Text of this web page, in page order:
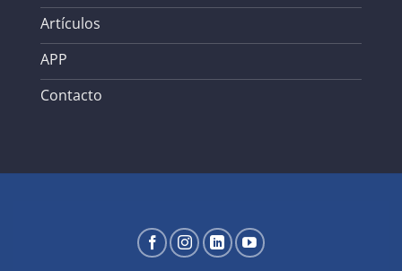
Artículos
APP
Contacto